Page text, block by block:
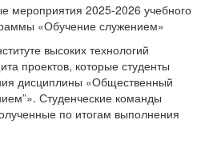
мероприятия 2025-2026 учебного
«Обучение служением»
высоких технологий
проектов, которые студенты
дисциплины «Общественный
Студенческие команды
по итогам выполнения